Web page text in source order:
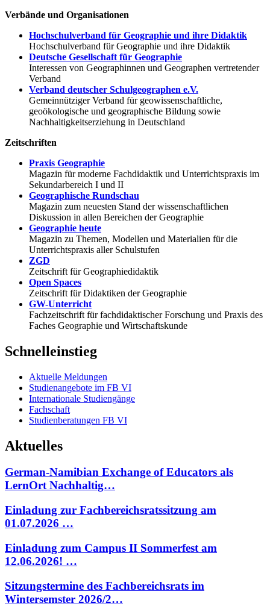
Verbände und Organisationen
Hochschulverband für Geographie und ihre Didaktik
Hochschulverband für Geographie und ihre Didaktik
Deutsche Gesellschaft für Geographie
Interessen von Geographinnen und Geographen vertretender
Verband
Verband deutscher Schulgeographen e.V.
Gemeinnütziger Verband für geowissenschaftliche,
geoökologische und geographische Bildung sowie
Nachhaltigkeitserziehung in Deutschland
Zeitschriften
Praxis Geographie
Magazin für moderne Fachdidaktik und Unterrichtspraxis im
Sekundarbereich I und II
Geographische Rundschau
Magazin zum neuesten Stand der wissenschaftlichen
Diskussion in allen Bereichen der Geographie
Geographie heute
Magazin zu Themen, Modellen und Materialien für die
Unterrichtspraxis aller Schulstufen
ZGD
Zeitschrift für Geographiedidaktik
Open Spaces
Zeitschrift für Didaktiken der Geographie
GW-Unterricht
Fachzeitschrift für fachdidaktischer Forschung und Praxis des
Faches Geographie und Wirtschaftskunde
Schnelleinstieg
Aktuelle Meldungen
Studienangebote im FB VI
Internationale Studiengänge
Fachschaft
Studienberatungen FB VI
Aktuelles
German-Namibian Exchange of Educators als
LernOrt Nachhaltig…
Einladung zur Fachbereichsratssitzung am
01.07.2026 …
Einladung zum Campus II Sommerfest am
12.06.2026! …
Sitzungstermine des Fachbereichsrats im
Wintersemster 2026/2…